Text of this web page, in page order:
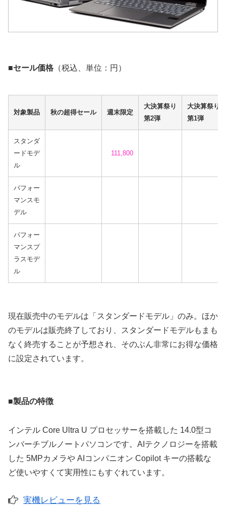
■セール価格 （税込、単位：円）
対象製品 秋の超得セール 週末限定
大決算祭り
第2弾
大決算祭り
第1弾
スタンダ
ードモデ
ル
111,800
パフォー
マンスモ
デル
パフォー
マンスプ
ラスモデ
ル
現在販売中のモデルは「スタンダードモデル」のみ。ほか
のモデルは販売終了しており、スタンダードモデルもまも
なく終売することが予想され、そのぶん非常にお得な価格
に設定されています。
■製品の特徴
インテル Core Ultra U プロセッサーを搭載した 14.0型コ
ンバーチブルノートパソコンです。AIテクノロジーを搭載
した 5MPカメラや AIコンパニオン Copilot キーの搭載な
ど使いやすくて実用性にもすぐれています。
実機レビューを見る